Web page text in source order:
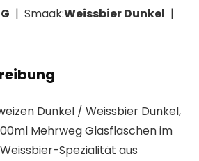
| Smaak:Weissbier Dunkel |
Dunkel / Weissbier Dunkel,
Mehrweg Glasflaschen im
Spezialität aus